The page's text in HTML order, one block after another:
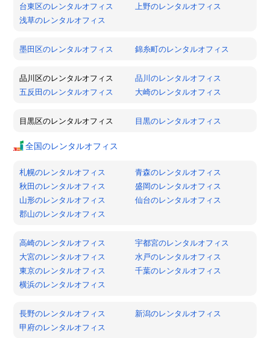
台東区のレンタルオフィス
上野のレンタルオフィス
浅草のレンタルオフィス
墨田区のレンタルオフィス 錦糸町のレンタルオフィス
品川区のレンタルオフィス
品川のレンタルオフィス
五反田のレンタルオフィス
大崎のレンタルオフィス
目黒区のレンタルオフィス 目黒のレンタルオフィス
全国のレンタルオフィス
札幌のレンタルオフィス
青森のレンタルオフィス
秋田のレンタルオフィス
盛岡のレンタルオフィス
山形のレンタルオフィス
仙台のレンタルオフィス
郡山のレンタルオフィス
高崎のレンタルオフィス
宇都宮のレンタルオフィス
大宮のレンタルオフィス
水戸のレンタルオフィス
東京のレンタルオフィス
千葉のレンタルオフィス
横浜のレンタルオフィス
長野のレンタルオフィス
新潟のレンタルオフィス
甲府のレンタルオフィス